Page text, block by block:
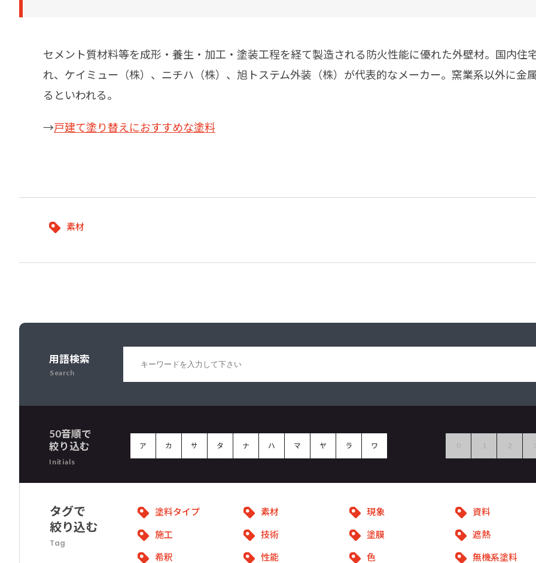
グランセラシリーズ パーフェクトシ
セメント質材料等を成形・養生・加工・塗装工程を経て製造される防火性能に優れた外壁材。国内住
れ、ケイミュー（株）、ニチハ（株）、旭トステム外装（株）が代表的なメーカー。窯業系以外に金
るといわれる。
→戸建て塗り替えにおすすめな塗料
素材
用語検索
Search
50音順で
絞り込む
Initials
ア カ サ タ ナ ハ マ ヤ ラ ワ 0 1 2
タグで
絞り込む
Tag
塗料タイプ 素材 現象 資料
施工 技術 塗膜 遮熱
希釈 性能 色 無機系塗料